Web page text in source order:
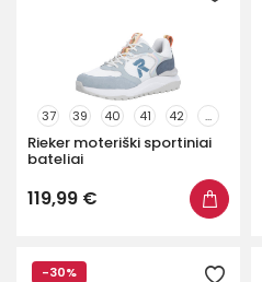
37 39 40 41 42 ...
Rieker moteriški sportiniai
bateliai
119,99 €
-30%